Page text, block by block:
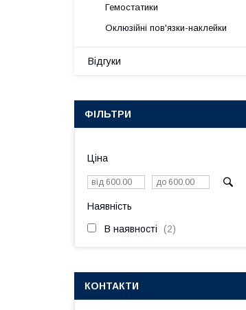
Гемостатики
Оклюзійні пов'язки-наклейки
Відгуки
ФІЛЬТРИ
Ціна
Наявність
В наявності 2
КОНТАКТИ